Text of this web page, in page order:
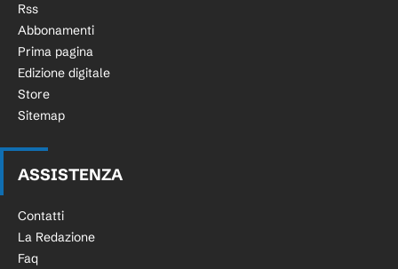
Rss
Abbonamenti
Prima pagina
Edizione digitale
Store
Sitemap
ASSISTENZA
Contatti
La Redazione
Faq